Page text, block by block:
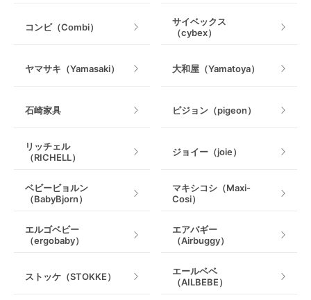
室内遊具
コンビ（Combi）
サイベックス
（cybex）
ヤマサキ（Yamasaki） 大和屋（Yamatoya）
石崎家具 ピジョン（pigeon）
リッチェル
（RICHELL）
ジョイー（joie）
ベビービョルン
（BabyBjorn）
マキシコシ（Maxi-
Cosi）
エルゴベビー
（ergobaby）
エアバギー
（Airbuggy）
ストッケ（STOKKE）
エールベベ
（AILBEBE）